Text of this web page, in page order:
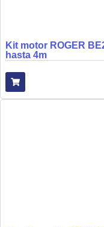
Kit motor ROGER
hasta 4m